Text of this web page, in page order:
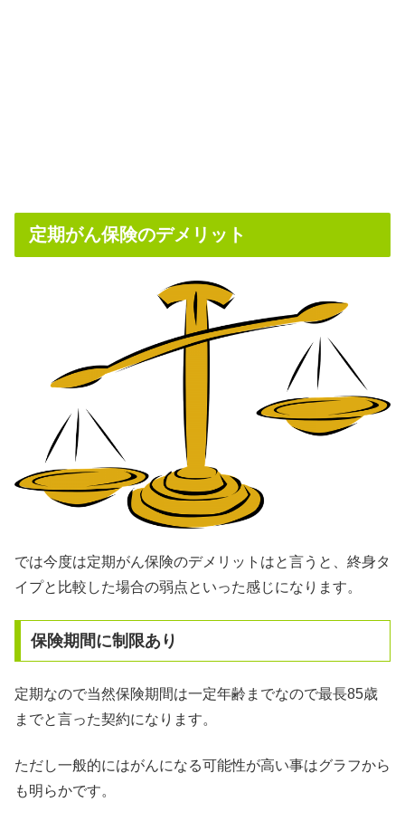
定期がん保険のデメリット
では今度は定期がん保険のデメリットはと言うと、終身タ
イプと比較した場合の弱点といった感じになります。
保険期間に制限あり
定期なので当然保険期間は一定年齢までなので最長85歳
までと言った契約になります。
ただし一般的にはがんになる可能性が高い事はグラフから
も明らかです。